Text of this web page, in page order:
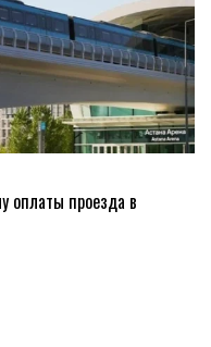
оплаты проезда в